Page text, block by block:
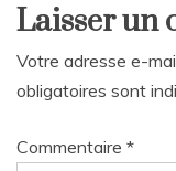
Laisser un
Votre adresse e-
obligatoires sont
Commentaire *